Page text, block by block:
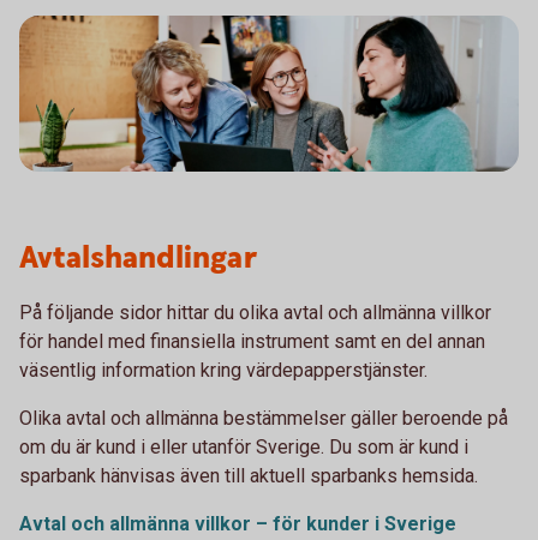
Avtalshandlingar
På följande sidor hittar du olika avtal och allmänna villkor
för handel med finansiella instrument samt en del annan
väsentlig information kring värdepapperstjänster.
Olika avtal och allmänna bestämmelser gäller beroende på
om du är kund i eller utanför Sverige. Du som är kund i
sparbank hänvisas även till aktuell sparbanks hemsida.
Avtal och allmänna villkor – för kunder i Sverige